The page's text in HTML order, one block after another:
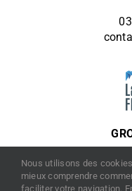
Autres
Nous utilisons des
mieux comprendre
faciliter votre navigation.